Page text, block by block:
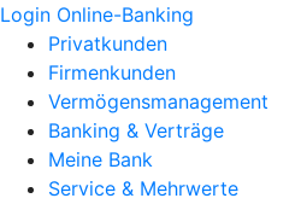
Login Online-Banking
Privatkunden
Firmenkunden
Vermögensmanagement
Banking & Verträge
Meine Bank
Service & Mehrwerte